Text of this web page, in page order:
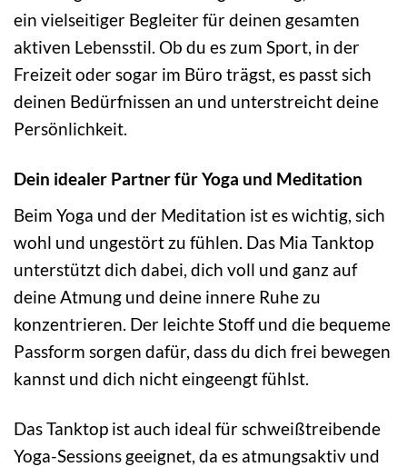
ein vielseitiger Begleiter für deinen gesamten
aktiven Lebensstil. Ob du es zum Sport, in der
Freizeit oder sogar im Büro trägst, es passt sich
deinen Bedürfnissen an und unterstreicht deine
Persönlichkeit.
Dein idealer Partner für Yoga und Meditation
Beim Yoga und der Meditation ist es wichtig, sich
wohl und ungestört zu fühlen. Das Mia Tanktop
unterstützt dich dabei, dich voll und ganz auf
deine Atmung und deine innere Ruhe zu
konzentrieren. Der leichte Stoff und die bequeme
Passform sorgen dafür, dass du dich frei bewegen
kannst und dich nicht eingeengt fühlst.
Das Tanktop ist auch ideal für schweißtreibende
Yoga-Sessions geeignet, da es atmungsaktiv und